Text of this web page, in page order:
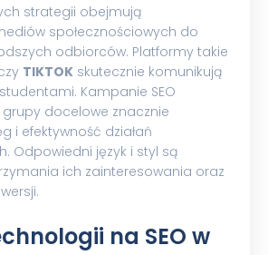
strategii obejmują
społecznościowych do
odbiorców. Platformy takie
TIKTOK skutecznie komunikują
Kampanie SEO
docelowe znacznie
i efektywność działań
Odpowiedni język i styl są
ich zainteresowania oraz
na SEO w